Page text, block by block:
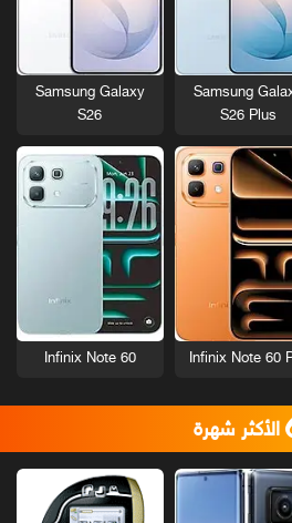
Samsung
S26 Plus
Samsung Galaxy
S26
Infinix Note 60
Infinix Note 60
الأكثر شهرة